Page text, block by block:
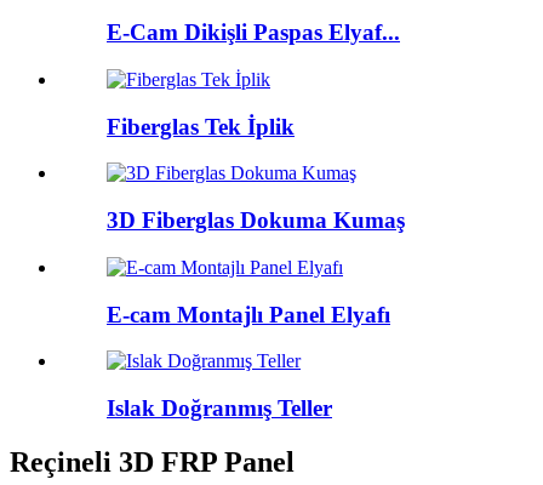
E-Cam Dikişli Paspas Elyaf...
Fiberglas Tek İplik
3D Fiberglas Dokuma Kumaş
E-cam Montajlı Panel Elyafı
Islak Doğranmış Teller
Reçineli 3D FRP Panel